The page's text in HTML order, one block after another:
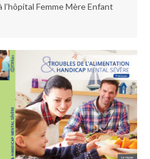
Femme Mère Enfant